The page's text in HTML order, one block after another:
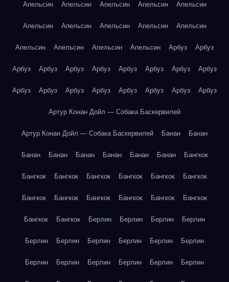
Апельсин Апельсин Апельсин Апельсин Апельсин
Апельсин Апельсин Апельсин Апельсин Апельсин
Апельсин Апельсин Апельсин Апельсин Арбуз Арбуз
Арбуз Арбуз Арбуз Арбуз Арбуз Арбуз Арбуз Арбуз
Арбуз Арбуз Арбуз Арбуз Арбуз Арбуз Арбуз Арбуз
Артур Конан Дойл — Собака Баскервилей
Артур Конан Дойл — Собака Баскервилей Банан Банан
Банан Банан Банан Банан Банан Банан Бангкок
Бангкок Бангкок Бангкок Бангкок Бангкок Бангкок
Бангкок Бангкок Бангкок Бангкок Бангкок Бангкок
Бангкок Бангкок Берлин Берлин Берлин Берлин
Берлин Берлин Берлин Берлин Берлин Берлин
Берлин Берлин Берлин Берлин Берлин Берлин